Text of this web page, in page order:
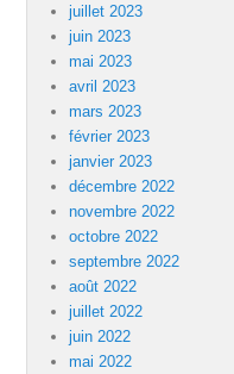
juillet 2023
juin 2023
mai 2023
avril 2023
mars 2023
février 2023
janvier 2023
décembre 2022
novembre 2022
octobre 2022
septembre 2022
août 2022
juillet 2022
juin 2022
mai 2022